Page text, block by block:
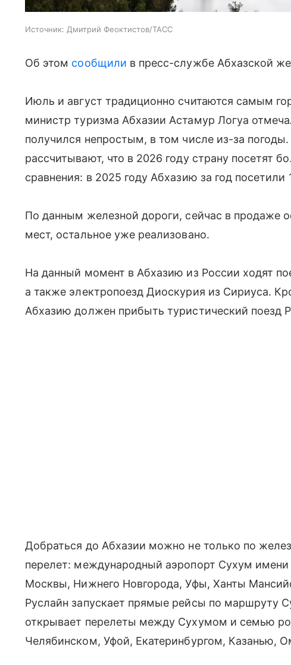
Источник: Дмитрий Феоктистов/ТАСС
Об этом сообщили в пресс-службе Абхазской
Июль и август традиционно считаются самым
министр туризма Абхазии Астамур Логуа
получился непростым, в том числе из-за
рассчитывают, что в 2026 году страну посетят
сравнения: в 2025 году Абхазию за год
По данным железной дороги, сейчас в продаже
мест, остальное уже реализовано.
На данный момент в Абхазию из России ходят
а также электропоезд Диоскурия из Сириуса.
Абхазию должен прибыть туристический поезд
Добраться до Абхазии можно не только по
перелет: международный аэропорт Сухум
Москвы, Нижнего Новгорода, Уфы, Ханты
Руслайн запускает прямые рейсы по маршруту
открывает перелеты между Сухумом и семью
Челябинском, Уфой, Екатеринбургом, Казанью,